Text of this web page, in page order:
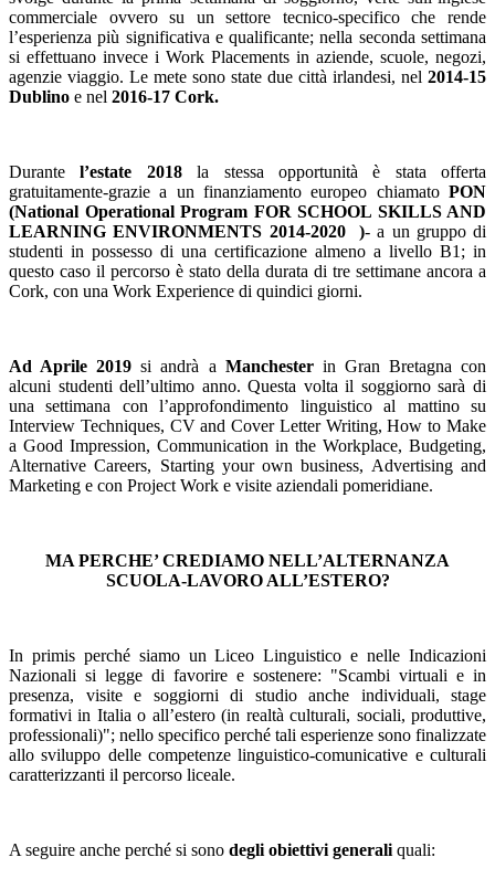
commerciale ovvero su un settore tecnico-specifico che rende
l’esperienza più significativa e qualificante; nella seconda settimana
si effettuano invece i Work Placements in aziende, scuole, negozi,
agenzie viaggio. Le mete sono state due città irlandesi, nel 2014-15
Dublino e nel 2016-17 Cork.
Durantel’estate 2018la stessa opportunità è stata offerta
gratuitamente-grazie a un finanziamento europeo chiamato PON
(National Operational Program FOR SCHOOL SKILLS AND
LEARNING ENVIRONMENTS 2014-2020 )- a un gruppo di
studenti in possesso di una certificazione almeno a livello B1; in
questo caso il percorso è stato della durata di tre settimane ancora a
Cork, con una Work Experience di quindici giorni.
Ad Aprile 2019 si andrà a Manchesterin Gran Bretagna con
alcuni studenti dell’ultimo anno. Questa volta il soggiorno sarà di
una settimana con l’approfondimento linguistico al mattino su
Interview Techniques, CV and Cover Letter Writing, How to Make
a Good Impression, Communication in the Workplace, Budgeting,
Alternative Careers, Starting your own business, Advertising and
Marketing e con Project Work e visite aziendali pomeridiane.
MA PERCHE’ CREDIAMO NELL’ALTERNANZA
SCUOLA-LAVORO ALL’ESTERO?
In primis perché siamo un Liceo Linguistico e nelle Indicazioni
Nazionali si legge di favorire e sostenere: "Scambi virtuali e in
presenza, visite e soggiorni di studio anche individuali, stage
formativi in Italia o all’estero (in realtà culturali, sociali, produttive,
professionali)"; nello specifico perché tali esperienze sono finalizzate
allo sviluppo delle competenze linguistico-comunicative e culturali
caratterizzanti il percorso liceale.
A seguire anche perché si sono degli obiettivi generali quali: